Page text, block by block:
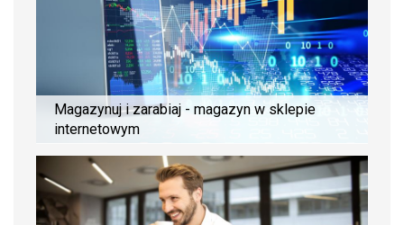
Magazynuj i zarabiaj - magazyn w sklepie
internetowym